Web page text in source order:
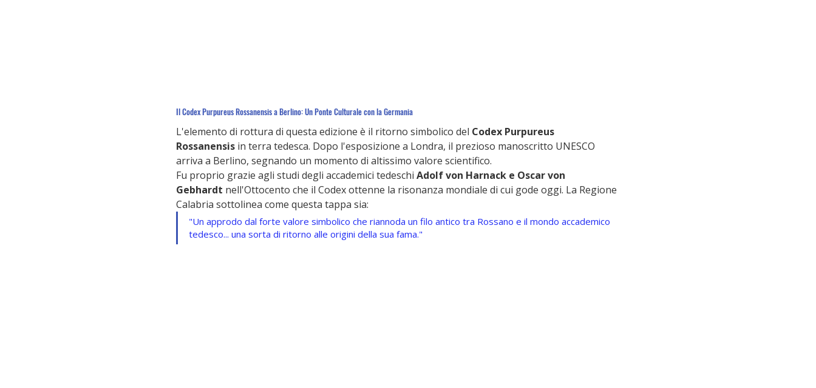
Il Codex Purpureus Rossanensis a Berlino: Un Ponte Culturale con la Germania
L'elemento di rottura di questa edizione è il ritorno simbolico del Codex Purpureus
Rossanensis in terra tedesca. Dopo l'esposizione a Londra, il prezioso manoscritto UNESCO
arriva a Berlino, segnando un momento di altissimo valore scientifico.
Fu proprio grazie agli studi degli accademici tedeschi Adolf von Harnack e Oscar von
Gebhardt nell'Ottocento che il Codex ottenne la risonanza mondiale di cui gode oggi. La Regione
Calabria sottolinea come questa tappa sia:
"Un approdo dal forte valore simbolico che riannoda un filo antico tra Rossano e il mondo accademico
tedesco... una sorta di ritorno alle origini della sua fama."